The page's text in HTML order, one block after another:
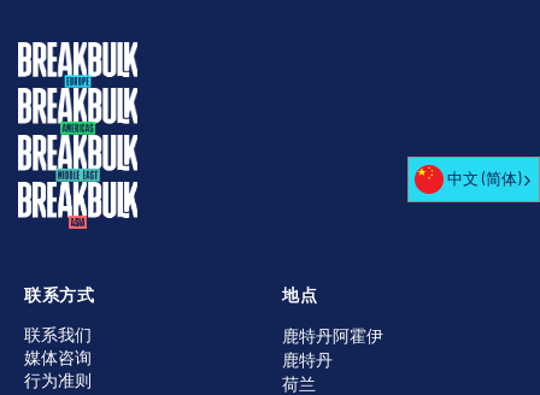
地点
鹿特丹阿霍伊
鹿特丹
荷兰
联系方式
联系我们
媒体咨询
行为准则
中文 (简体)